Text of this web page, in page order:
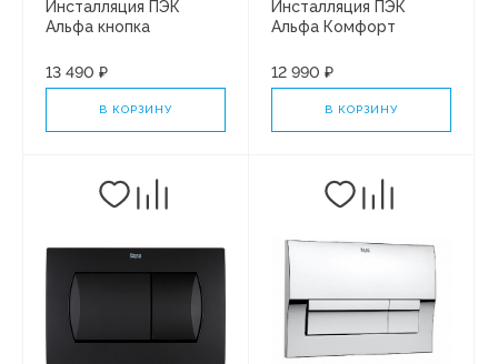
Инсталляция ПЭК
Альфа кнопка
Микролифта
13 490 ₽
В КОРЗИНУ
Инсталляция ПЭК
Альфа Комфорт
SC
12 990 ₽
В КОРЗИНУ